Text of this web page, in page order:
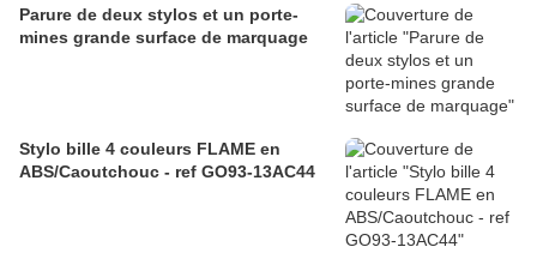
Parure de deux stylos et un porte-
mines grande surface de marquage
Stylo bille 4 couleurs FLAME en
ABS/Caoutchouc - ref GO93-13AC44